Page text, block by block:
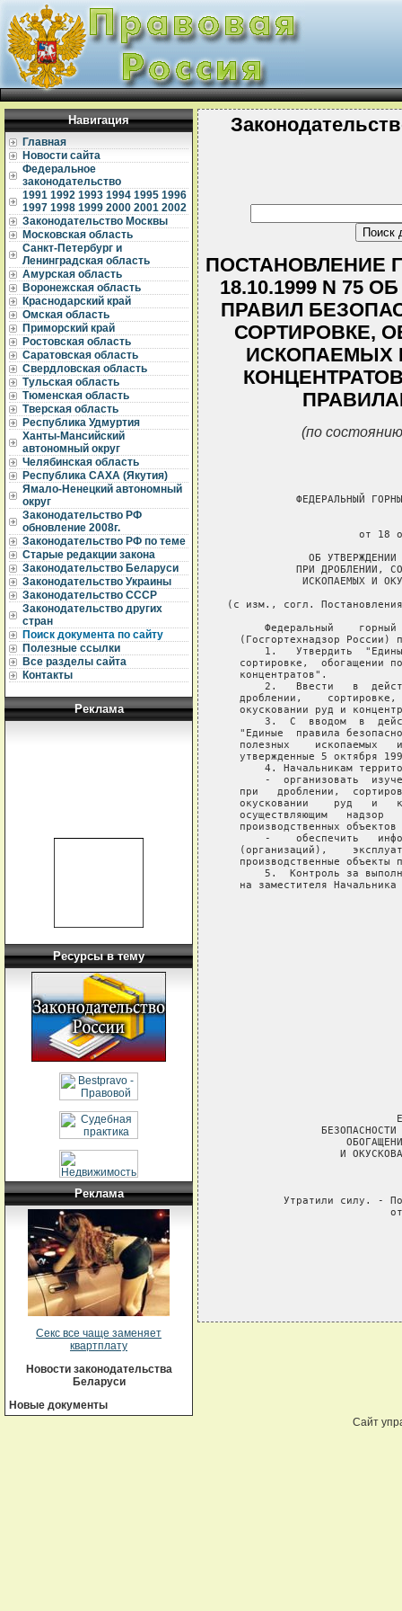
Навигация
Главная
Новости сайта
Федеральное
законодательство
1991 1992 1993 1994 1995 1996
1997 1998 1999 2000 2001 2002
Законодательство Москвы
Московская область
Санкт-Петербург и
Ленинградская область
Амурская область
Воронежская область
Краснодарский край
Омская область
Приморский край
Ростовская область
Саратовская область
Свердловская область
Тульская область
Тюменская область
Тверская область
Республика Удмуртия
Ханты-Мансийский
автономный округ
Челябинская область
Республика САХА (Якутия)
Ямало-Ненецкий автономный
округ
Законодательство РФ
обновление 2008г.
Законодательство РФ по теме
Старые редакции закона
Законодательство Беларуси
Законодательство Украины
Законодательство СССР
Законодательство других
стран
Поиск документа по сайту
Полезные ссылки
Все разделы сайта
Контакты
Реклама
Ресурсы в тему
Реклама
Секс все чаще заменяет
квартплату
Новости законодательства
Беларуси
Новые документы
ПОСТАНОВЛЕНИЕ
18.10.1999 N 75
ПРАВИЛ
СОРТИРОВКЕ,
ИСКОПАЕМЫХ
(по
ФЕДЕРАЛЬНЫЙ
от 18
ОБ
ПРИ ДРОБЛЕНИИ,
ИСКОПАЕМЫХ И
(с изм., согл.
Федеральный
(Госгортехнадзор России)
1.   Утвердить
сортировке,  обогащении
   концентратов".
2.   Ввести   в
дроблении,
окусковании руд и
3.  С  вводом  в
"Единые  правила
полезных    ископаемых
утвержденные 5 октября
4. Начальникам
-  организовать
при   дроблении,
окусковании    руд   и
осуществляющим   надзор
производственных
-    обеспечить
(организаций),
производственные объекты
5.  Контроль за
на заместителя
И
Утратили силу. -
Сайт